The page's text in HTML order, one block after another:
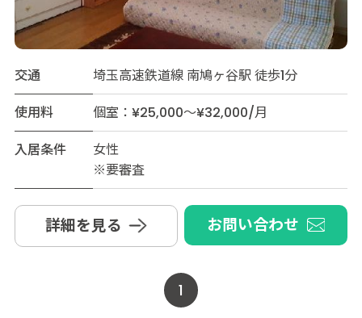
交通
埼玉高速鉄道線 南鳩ヶ谷駅 徒歩1分
使用料
個室：¥25,000～¥32,000/月
入居条件
女性
※要審査
詳細を見る お問い合わせ
1